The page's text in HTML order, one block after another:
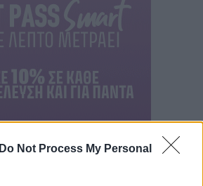
Do Not Process My Personal